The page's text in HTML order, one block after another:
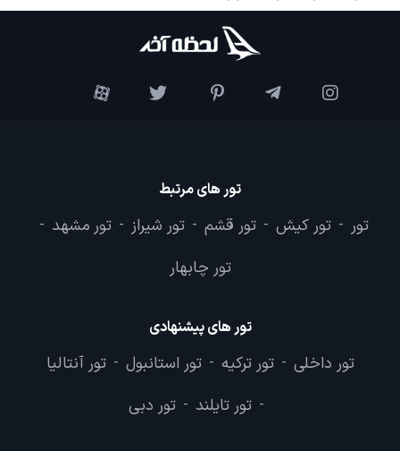
تور های مرتبط
تور - تور کیش - تور قشم - تور شیراز - تور مشهد -
تور چابهار
تور های پیشنهادی
تور داخلی - تور ترکیه - تور استانبول - تور آنتالیا
- تور تایلند - تور دبی